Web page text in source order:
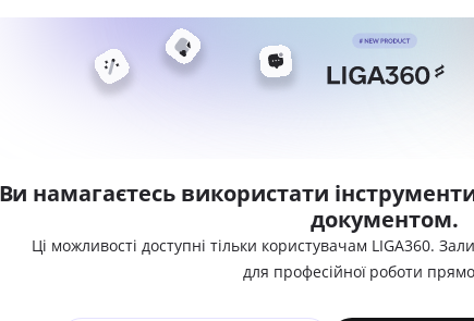
Ви намагаєтесь використати
документом.
Ці можливості доступні тільки користувачам LIGA360.
для професійної роботи